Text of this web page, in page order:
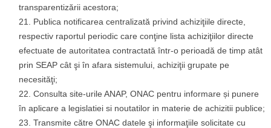
transparentizării acestora;
Publica notificarea centralizată privind achiziţiile directe,
respectiv raportul periodic care conţine lista achiziţiilor directe
efectuate de autoritatea contractată într-o perioadă de timp atât
prin SEAP cât şi în afara sistemului, achiziţii grupate pe
necesităţi;
Consulta site-urile ANAP, ONAC pentru informare și punere
în aplicare a legislatiei si noutatilor in materie de achizitii publice;
Transmite către ONAC datele şi informaţiile solicitate cu